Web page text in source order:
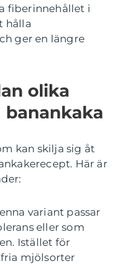
fiberinnehållet i
hålla
ger en längre
olika
kan skilja sig åt
Här är
variant passar
eller som
Istället för
mjölsorter